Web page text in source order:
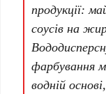
продукції:
соусів на
фарбування
водній